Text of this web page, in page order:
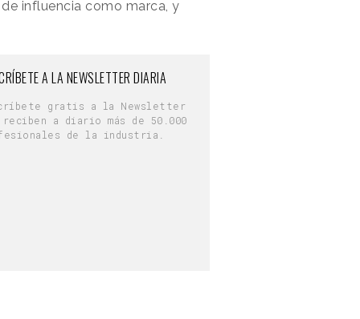
influencia como marca, y
A LA NEWSLETTER DIARIA
gratis a la Newsletter
reciben a diario más de 50.000
de la industria.